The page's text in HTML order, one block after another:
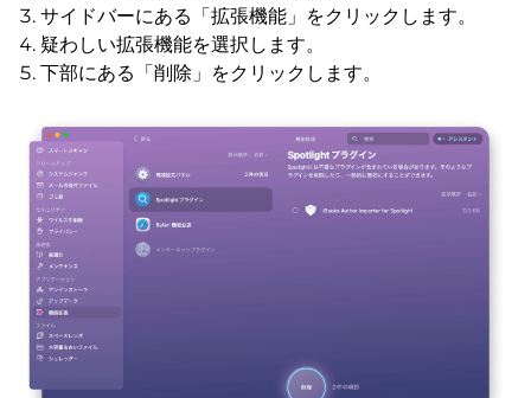
サイドバーにある「拡張機能」をクリックします。
疑わしい拡張機能を選択します。
下部にある「削除」をクリックします。